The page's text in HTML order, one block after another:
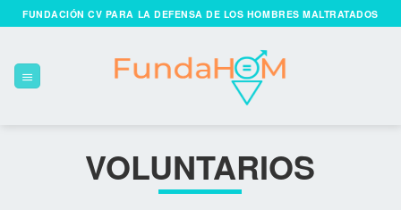
Skip
to
FUNDACIÓN CV PARA LA DEFENSA DE LOS HOMBRES MALTRATADOS
VOLUNTARIOS